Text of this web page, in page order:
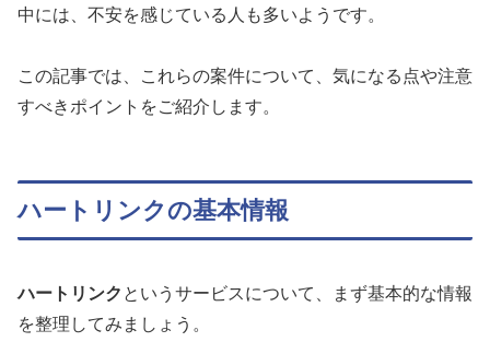
中には、不安を感じている人も多いようです。
この記事では、これらの案件について、気になる点や注意
すべきポイントをご紹介します。
ハートリンクの基本情報
ハートリンク というサービスについて、まず基本的な情報
を整理してみましょう。